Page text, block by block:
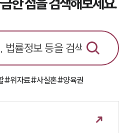
전체
위자료계산기
원 소개
전문변호사
#위자료#사실혼#양육권